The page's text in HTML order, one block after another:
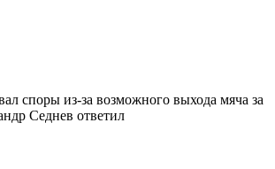
споры из-за возможного выхода мяча за
Седнев ответил